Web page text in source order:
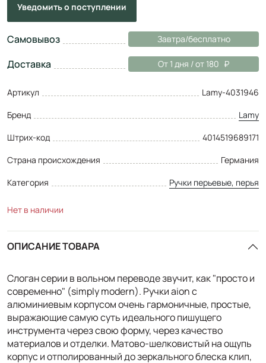
Уведомитьо поступлении
Самовывоз Завтра/бесплатно
Доставка От 1 дня / от 180
Артикул
Lamy-4031946
Бренд
Lamy
Штрих-код
4014519689171
Страна происхождения
Германия
Категория
Ручки перьевые, перья
Нет в наличии
ОПИСАНИЕ ТОВАРА
Слоган серии в вольном переводе звучит, как "просто и
современно" (simply modern). Ручки aion с
алюминиевым корпусом очень гармоничные, простые,
выражающие самую суть идеального пишущего
инструмента через свою форму, через качество
материалов и отделки. Матово-шелковистый на ощупь
корпус и отполированный до зеркального блеска клип,